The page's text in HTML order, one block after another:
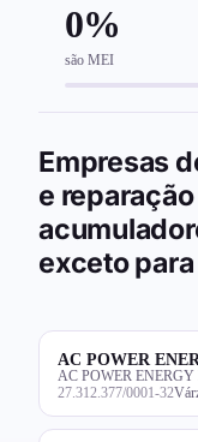
0%
são MEI
Empresas
e
exceto
AC POWER
AC POWER
27.312.377/0001-32